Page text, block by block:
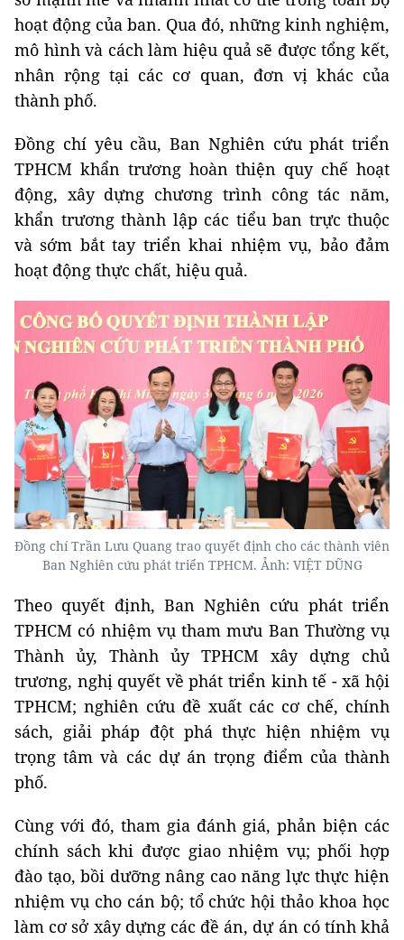
hoạt động của ban. Qua đó, những kinh nghiệm,
mô hình và cách làm hiệu quả sẽ được tổng kết,
nhân rộng tại các cơ quan, đơn vị khác của
thành phố.
Đồng chí yêu cầu, Ban Nghiên cứu phát triển
TPHCM khẩn trương hoàn thiện quy chế hoạt
động, xây dựng chương trình công tác năm,
khẩn trương thành lập các tiểu ban trực thuộc
và sớm bắt tay triển khai nhiệm vụ, bảo đảm
hoạt động thực chất, hiệu quả.
Đồng chí Trần Lưu Quang trao quyết định cho các thành viên
Ban Nghiên cứu phát triển TPHCM. Ảnh: VIỆT DŨNG
Theo quyết định, Ban Nghiên cứu phát triển
TPHCM có nhiệm vụ tham mưu Ban Thường vụ
Thành ủy, Thành ủy TPHCM xây dựng chủ
trương, nghị quyết về phát triển kinh tế - xã hội
TPHCM; nghiên cứu đề xuất các cơ chế, chính
sách, giải pháp đột phá thực hiện nhiệm vụ
trọng tâm và các dự án trọng điểm của thành
phố.
Cùng với đó, tham gia đánh giá, phản biện các
chính sách khi được giao nhiệm vụ; phối hợp
đào tạo, bồi dưỡng nâng cao năng lực thực hiện
nhiệm vụ cho cán bộ; tổ chức hội thảo khoa học
làm cơ sở xây dựng các đề án, dự án có tính khả